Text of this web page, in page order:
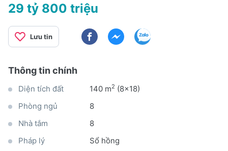
29 tỷ 800 triệu
Lưu tin
Thông tin chính
Diện tích đất 140 m2 (8x18)
Phòng ngủ
8
Nhà tắm
8
Pháp lý
Sổ hồng